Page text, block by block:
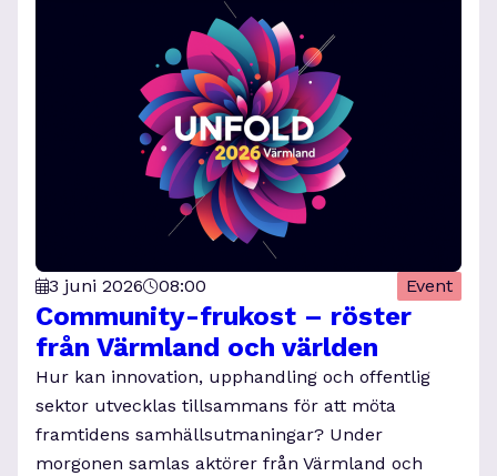
3 juni 2026 08:00 Event
Community-frukost – röster
från Värmland och världen
Hur kan innovation, upphandling och offentlig
sektor utvecklas tillsammans för att möta
framtidens samhällsutmaningar? Under
morgonen samlas aktörer från Värmland och